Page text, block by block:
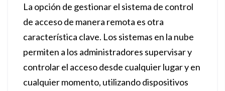
La opción de gestionar el sistema de control
de acceso de manera remota es otra
característica clave. Los sistemas en la nube
permiten a los administradores supervisar y
controlar el acceso desde cualquier lugar y en
cualquier momento, utilizando dispositivos